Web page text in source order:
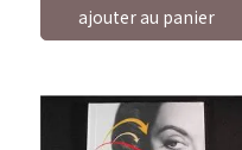
ajouter au panier